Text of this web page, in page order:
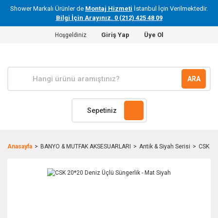
Shower Markalı Ürünler de Montaj Hizmeti İstanbul İçin Verilmektedir.
Bilgi İçin Arayınız. 0 (212) 425 48 09
Hoşgeldiniz Giriş Yap Üye Ol
ARA
Sepetiniz
Anasayfa BANYO & MUTFAK AKSESUARLARI Antik & Siyah Serisi CSK